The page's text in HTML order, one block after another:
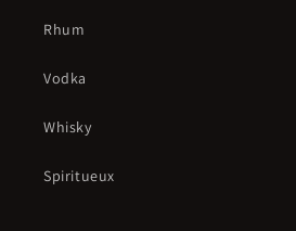
Rhum
Vodka
Whisky
Spiritueux